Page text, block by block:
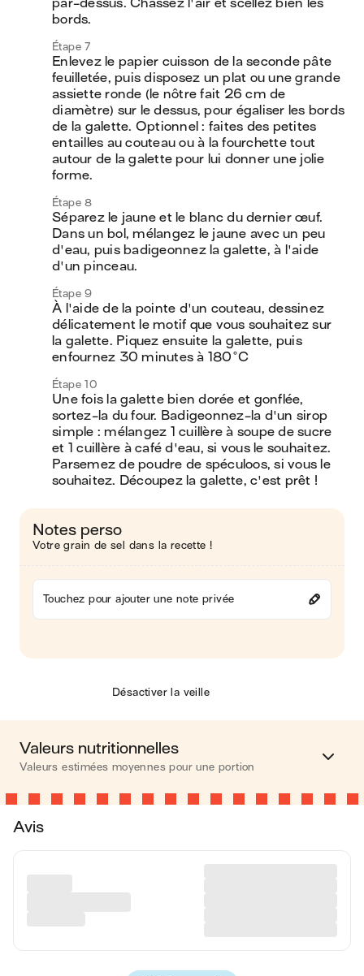
par-dessus. Chassez l'air et scellez bien les
bords.
Étape 7
Enlevez le papier cuisson de la seconde pâte
feuilletée, puis disposez un plat ou une grande
assiette ronde (le nôtre fait 26 cm de
diamètre) sur le dessus, pour égaliser les bords
de la galette. Optionnel : faites des petites
entailles au couteau ou à la fourchette tout
autour de la galette pour lui donner une jolie
forme.
Étape 8
Séparez le jaune et le blanc du dernier œuf.
Dans un bol, mélangez le jaune avec un peu
d'eau, puis badigeonnez la galette, à l'aide
d'un pinceau.
Étape 9
À l'aide de la pointe d'un couteau, dessinez
délicatement le motif que vous souhaitez sur
la galette. Piquez ensuite la galette, puis
enfournez 30 minutes à 180°C
Étape 10
Une fois la galette bien dorée et gonflée,
sortez-la du four. Badigeonnez-la d'un sirop
simple : mélangez 1 cuillère à soupe de sucre
et 1 cuillère à café d'eau, si vous le souhaitez.
Parsemez de poudre de spéculoos, si vous le
souhaitez. Découpez la galette, c'est prêt !
Notes perso
Votre grain de sel dans la recette !
Touchez pour ajouter une note privée
Désactiver la veille
Valeurs nutritionnelles
Valeurs estimées moyennes pour une portion
Calories 381 kcal
Avis